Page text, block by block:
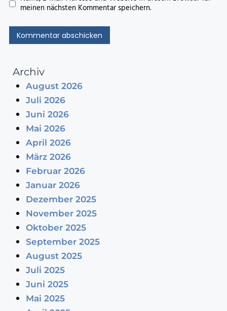
meinen nächsten Kommentar speichern.
Archiv
August 2026
Juli 2026
Juni 2026
Mai 2026
April 2026
März 2026
Februar 2026
Januar 2026
Dezember 2025
November 2025
Oktober 2025
September 2025
August 2025
Juli 2025
Juni 2025
Mai 2025